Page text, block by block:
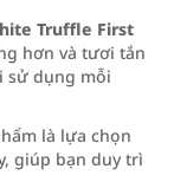
Truffle First
hơn và tươi tắn
sử dụng mỗi
là lựa chọn
giúp bạn duy trì